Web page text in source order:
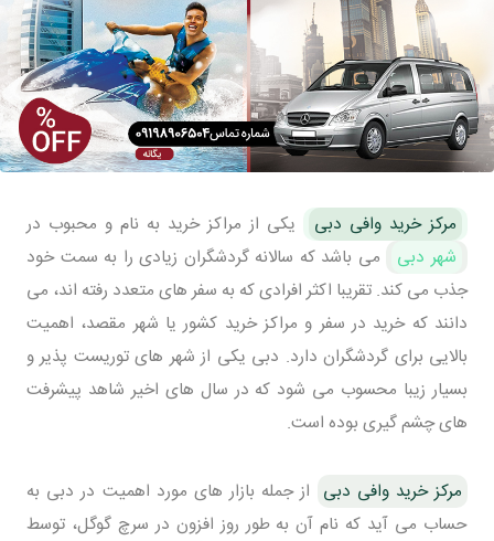
مرکز خرید وافی دبی
یکی از مراکز خرید به نام و محبوب در
شهر دبی
می باشد که سالانه گردشگران زیادی را به سمت خود
جذب می کند. تقریبا اکثر افرادی که به سفر های متعدد رفته اند، می
دانند که خرید در سفر و مراکز خرید کشور یا شهر مقصد، اهمیت
بالایی برای گردشگران دارد. دبی یکی از شهر های توریست پذیر و
بسیار زیبا محسوب می شود که در سال های اخیر شاهد پیشرفت
های چشم گیری بوده است.
مرکز خرید وافی دبی از جمله بازار های مورد اهمیت در دبی به
حساب می آید که نام آن به طور روز افزون در سرچ گوگل، توسط